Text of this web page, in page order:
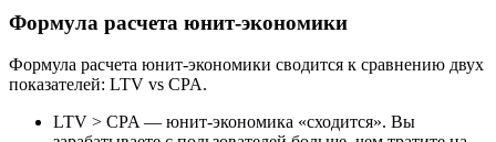
Формула расчета юнит-экономики
Формула расчета юнит-экономики сводится к сравнению двух
показателей: LTV vs CPA.
LTV > CPA — юнит-экономика «сходится». Вы